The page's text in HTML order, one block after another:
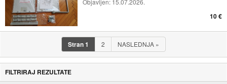
Objavljen: 15.07.2026.
10 €
Stran1 2 NASLEDNJA »
FILTRIRAJ REZULTATE